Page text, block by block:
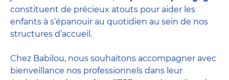
constituent de précieux atouts pour aider les
enfants à s’épanouir au quotidien au sein de nos
structures d’accueil.
Chez Babilou, nous souhaitons accompagner avec
bienveillance nos professionnels dans leur